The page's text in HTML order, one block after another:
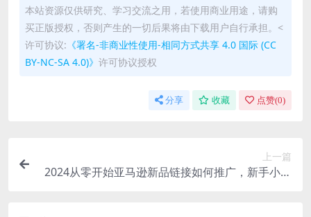
本站资源仅供研究、学习交流之用，若使用商业用途，请购
买正版授权，否则产生的一切后果将由下载用户自行承担。<
许可协议: 《署名-非商业性使用-相同方式共享 4.0 国际 (CC
BY-NC-SA 4.0)》 许可协议授权
分享 收藏 点赞(0)
上一篇
2024从零开始亚马逊新品链接如何推广，新手小白